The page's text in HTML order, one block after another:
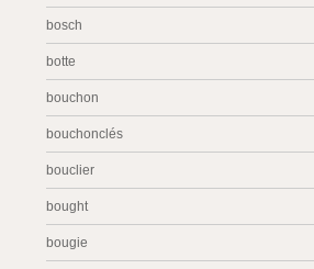
bosch
botte
bouchon
bouchonclés
bouclier
bought
bougie